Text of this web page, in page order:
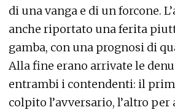
di una vanga e di un forcone.
anche riportato una ferita
gamba, con una prognosi di
Alla fine erano arrivate le
entrambi i contendenti: il
colpito l’avversario, l’altro